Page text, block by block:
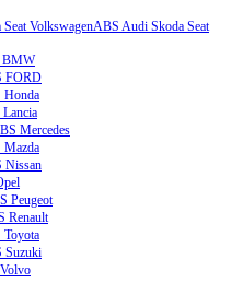
ABS Audi Skoda Seat
BMW
FORD
Honda
Mercedes
Mazda
Nissan
Peugeot
Renault
Suzuki